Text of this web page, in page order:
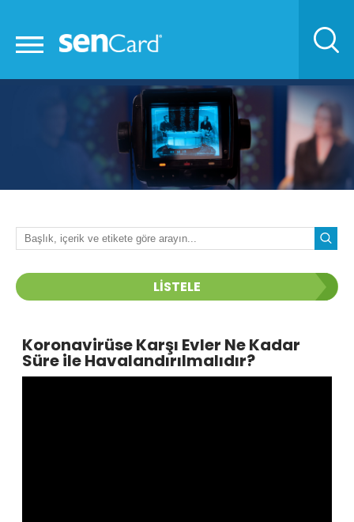
LİSTELE
Koronavirüse Karşı Evler Ne Kadar
Süre ile Havalandırılmalıdır?